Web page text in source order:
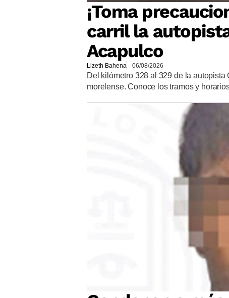
¡Toma
carril la
Acapulco
Lizeth Bahena 06/08/2026
Del kilómetro 328 al 329 de la
morelense. Conoce los tramos y